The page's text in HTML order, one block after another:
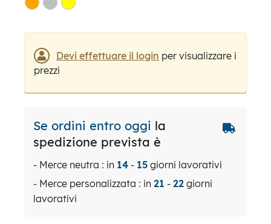
Devi effettuare il login per visualizzare i
prezzi
Se ordini entro oggi la
spedizione prevista è
- Merce neutra : in 14 - 15 giorni lavorativi
- Merce personalizzata : in 21 - 22 giorni
lavorativi